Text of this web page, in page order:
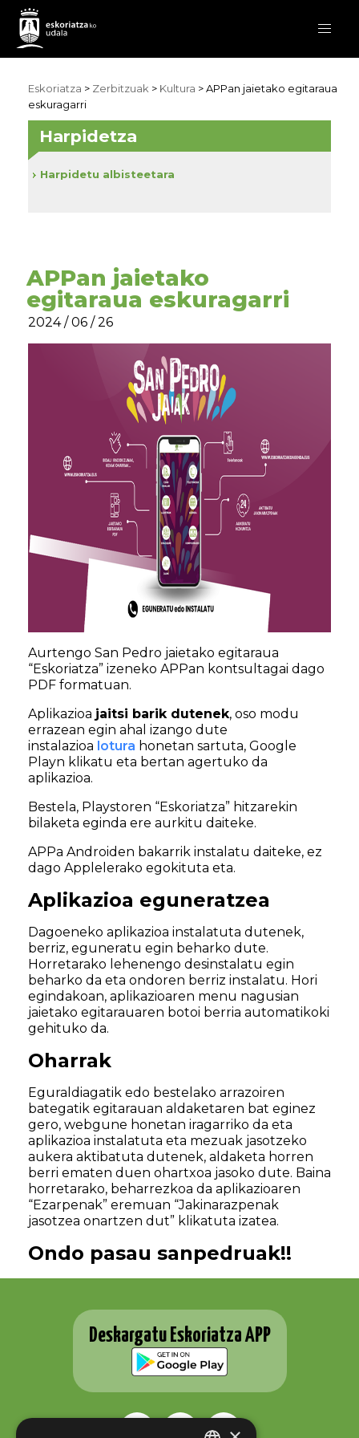
Eskoriatza > Zerbitzuak > Kultura > APPan jaietako egitaraua
eskuragarri
APPan jaietako
egitaraua eskuragarri
2024 / 06 / 26
Aurtengo San Pedro jaietako egitaraua
“Eskoriatza” izeneko APPan kontsultagai dago
PDF formatuan.
Aplikazioa jaitsi barik dutenek, oso modu
errazean egin ahal izango dute
instalazioa lotura honetan sartuta, Google
Playn klikatu eta bertan agertuko da
aplikazioa.
Bestela, Playstoren “Eskoriatza” hitzarekin
bilaketa eginda ere aurkitu daiteke.
APPa Androiden bakarrik instalatu daiteke, ez
dago Applelerako egokituta eta.
Aplikazioa eguneratzea
Dagoeneko aplikazioa instalatuta dutenek,
berriz, eguneratu egin beharko dute.
Horretarako lehenengo desinstalatu egin
beharko da eta ondoren berriz instalatu. Hori
egindakoan, aplikazioaren menu nagusian
jaietako egitarauaren botoi berria automatikoki
gehituko da.
Oharrak
Eguraldiagatik edo bestelako arrazoiren
bategatik egitarauan aldaketaren bat eginez
gero, webgune honetan iragarriko da eta
aplikazioa instalatuta eta mezuak jasotzeko
aukera aktibatuta dutenek, aldaketa horren
berri ematen duen ohartxoa jasoko dute. Baina
horretarako, beharrezkoa da aplikazioaren
“Ezarpenak” eremuan “Jakinarazpenak
jasotzea onartzen dut” klikatuta izatea.
Ondo pasau sanpedruak!!
Harpidetza
Harpidetu albisteetara
Deskargatu Eskoriatza APP